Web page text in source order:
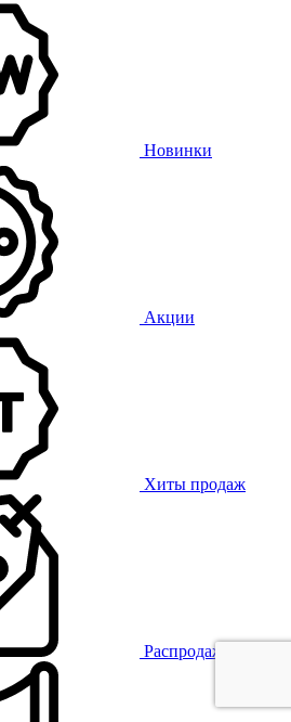
Новинки
Акции
Хиты продаж
Распродажа